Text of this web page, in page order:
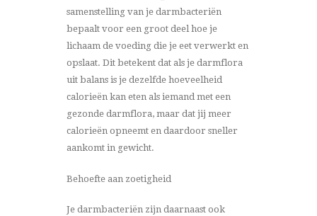
samenstelling van je darmbacteriën
bepaalt voor een groot deel hoe je
lichaam de voeding die je eet verwerkt en
opslaat. Dit betekent dat als je darmflora
uit balans is je dezelfde hoeveelheid
calorieën kan eten als iemand met een
gezonde darmflora, maar dat jij meer
calorieën opneemt en daardoor sneller
aankomt in gewicht.
Behoefte aan zoetigheid
Je darmbacteriën zijn daarnaast ook